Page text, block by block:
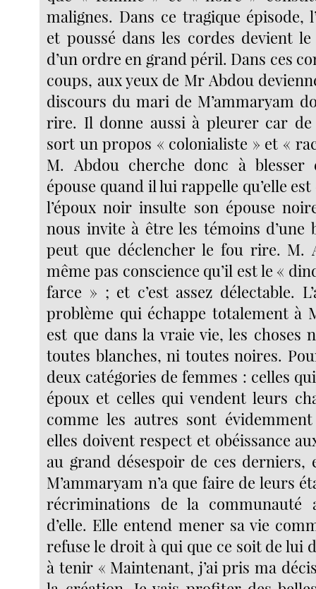
malignes. Dans ce tragique épisode,
et poussé dans les cordes devient
d’un ordre en grand péril. Dans ces
coups, aux yeux de Mr Abdou
discours du mari de M’ammaryam
rire. Il donne aussi à pleurer car de
sort un propos « colonialiste » et «
M. Abdou cherche donc à
épouse quand il lui rappelle qu’elle
l’époux noir insulte son épouse
nous invite à être les témoins d’une
peut que déclencher le fou rire. M.
même pas conscience qu’il est le «
farce » ; et c’est assez délectable.
problème qui échappe totalement à
est que dans la vraie vie, les choses
toutes blanches, ni toutes noires.
deux catégories de femmes : celles
époux et celles qui vendent leurs
comme les autres sont
elles doivent respect et obéissance
au grand désespoir de ces derniers,
M’ammaryam n’a que faire de leurs
récriminations de la communauté
d’elle. Elle entend mener sa vie
refuse le droit à qui que ce soit de lui
à tenir « Maintenant, j’ai pris ma